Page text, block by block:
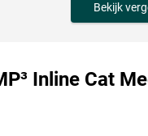
Bekijk
Inline Cat